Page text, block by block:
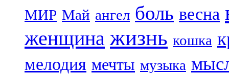
МИР Май ангел боль весна
женщина жизнь кошка
мелодия мечты музыка